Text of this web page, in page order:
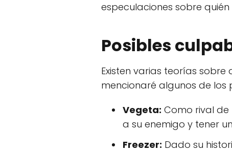
especulaciones sobre
Posibles
Existen varias teorías
mencionaré algunos de los
Vegeta: Como rival
a su enemigo y tener
Freezer: Dado su